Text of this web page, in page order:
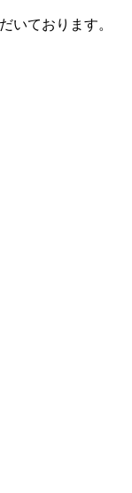
いております。